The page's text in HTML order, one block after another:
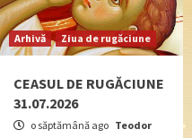
Arhivă Ziua de rugăciune
CEASUL DE RUGĂCIUNE
31.07.2026
o săptămână ago Teodor